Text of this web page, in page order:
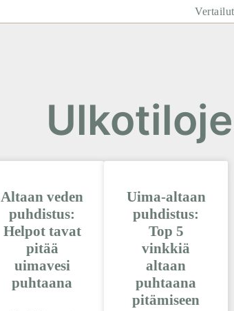
Vertailut
Altaan veden
puhdistus:
Helpot tavat
pitää
uimavesi
puhtaana
Uima-altaan
puhdistus:
Top 5
vinkkiä
altaan
puhtaana
pitämiseen